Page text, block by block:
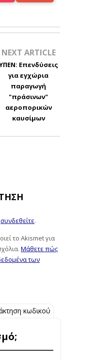
NEXT ARTICLE
Επενδύσεις
για εγχώρια
παραγωγή
"πράσινων"
αεροπορικών
καυσίμων
συνδεθείτε.
το Akismet για
Μάθετε πώς
των
κωδικού